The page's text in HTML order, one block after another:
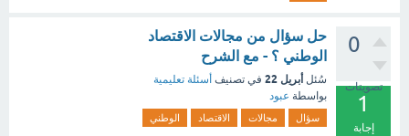
0
تصويتات
1
إجابة
حل سؤال من مجالات الاقتصاد
الوطني ؟ - مع الشرح
سُئل أبريل 22 في تصنيف أسئلة تعليمية
بواسطة عبود
سؤال مجالات الاقتصاد الوطني